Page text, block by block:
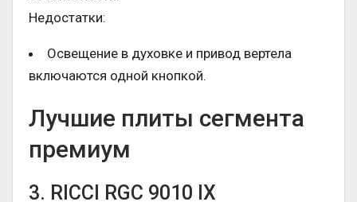
Недостатки:
Освещение в духовке и привод вертела
включаются одной кнопкой.
Лучшие плиты сегмента
премиум
3. RICCI RGC 9010 IX